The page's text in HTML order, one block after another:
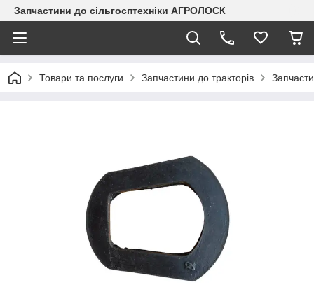
Запчастини до сільгосптехніки АГРОЛОСК
Товари та послуги Запчастини до тракторів